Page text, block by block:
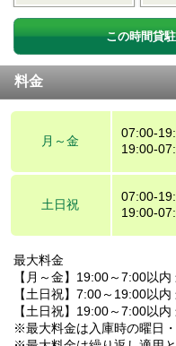
この時間貸
料金
月～金
07:00-
19:00-
土日祝
07:00-
19:00-
最大料金
【月～金】19:00～7:00以
【土日祝】7:00～19:00以
【土日祝】19:00～7:00以
※最大料金は入庫時の曜日